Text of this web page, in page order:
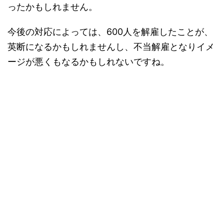
ったかもしれません。
今後の対応によっては、600人を解雇したことが、
英断になるかもしれませんし、不当解雇となりイメ
ージが悪くもなるかもしれないですね。